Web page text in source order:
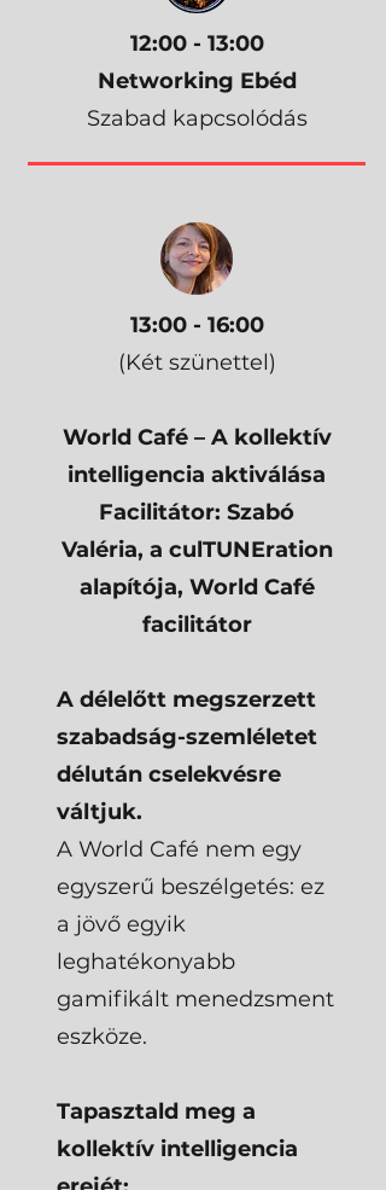
12:00 - 13:00
Networking Ebéd
Szabad kapcsolódás
​​13:00 - 16:00
(Két szünettel)
World Café – A kollektív
intelligencia aktiválása
Facilitátor: Szabó
Valéria, a culTUNEration
alapítója, World Café
facilitátor
A délelőtt megszerzett
szabadság-szemléletet
délután cselekvésre
váltjuk.
A World Café nem egy
egyszerű beszélgetés: ez
a jövő egyik
leghatékonyabb
gamifikált menedzsment
eszköze.
Tapasztald meg a
kollektív intelligencia